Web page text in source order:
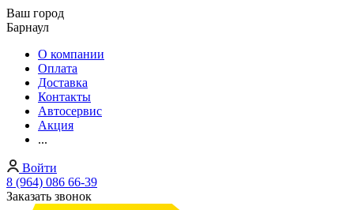
Ваш город
Барнаул
О компании
Оплата
Доставка
Контакты
Автосервис
Акция
...
Войти
8 (964) 086 66-39
Заказать звонок